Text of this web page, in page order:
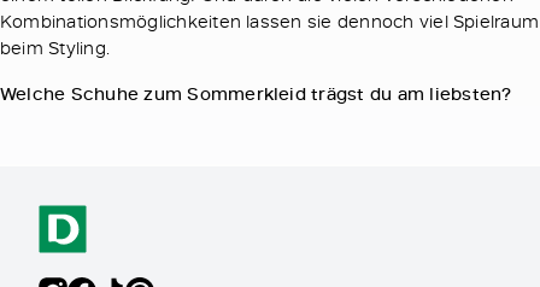
Kombinationsmöglichkeiten lassen sie dennoch viel Spielraum
beim Styling.
Welche Schuhe zum Sommerkleid trägst du am liebsten?